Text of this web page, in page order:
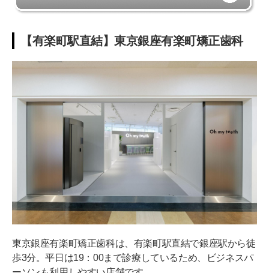
【有楽町駅直結】東京銀座有楽町矯正歯科
東京銀座有楽町矯正歯科は、有楽町駅直結で銀座駅から徒
歩3分。平日は19：00まで診療しているため、ビジネスパ